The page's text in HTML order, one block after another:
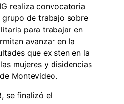
realiza convocatoria
de trabajo sobre
para trabajar en
avanzar en la
que existen en la
mujeres y disidencias
Montevideo.
se finalizó el